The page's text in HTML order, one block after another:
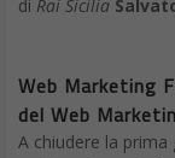
di Rai Sicilia
Web Marketing
del Web
A chiudere la